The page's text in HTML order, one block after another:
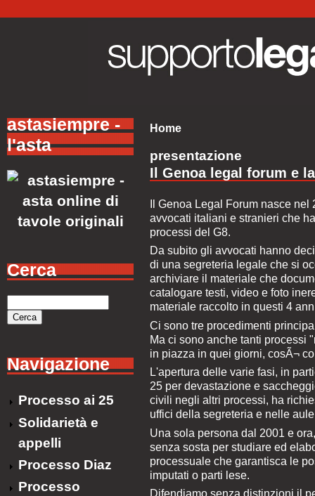
astasiempre -
l'asta
Cerca
Navigazione
Processo ai 25
Solidarietà e
appelli
Processo Diaz
Processo
Home
presentazione
Il Genoa legal forum e
Il Genoa Legal Forum nasce
avvocati italiani e stranieri che
processi del G8.
Da subito gli avvocati hanno
di una segreteria legale che si
archiviare il materiale che
catalogare testi, video e foto
materiale raccolto in questi 4
Ci sono tre procedimenti
Ma ci sono anche tanti processi
in piazza in quei giorni, cosÃ¬
L'apertura delle varie fasi, in
25 per devastazione e
civili negli altri processi, ha
uffici della segreteria e nelle
Una sola persona dal 2001 e
senza sosta per studiare ed
processuale che garantisca le
imputati o parti lese.
Difendiamo senza distinzioni il